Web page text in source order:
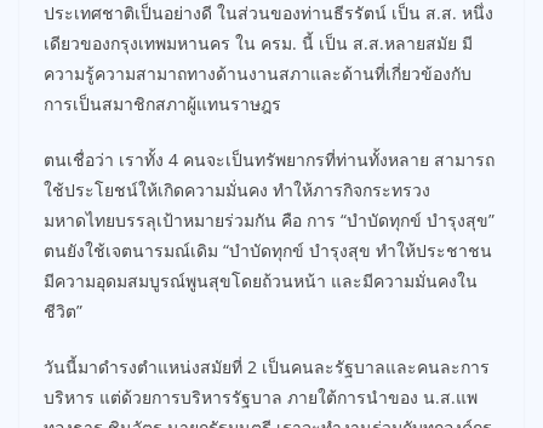
ประเทศชาติเป็นอย่างดี ในส่วนของท่านธีรรัตน์ เป็น ส.ส. หนึ่ง
เดียวของกรุงเทพมหานคร ใน ครม. นี้ เป็น ส.ส.หลายสมัย มี
ความรู้ความสามาถทางด้านงานสภาและด้านที่เกี่ยวข้องกับ
การเป็นสมาชิกสภาผู้แทนราษฎร
ตนเชื่อว่า เราทั้ง 4 คนจะเป็นทรัพยากรที่ท่านทั้งหลาย สามารถ
ใช้ประโยชน์ให้เกิดความมั่นคง ทำให้ภารกิจกระทรวง
มหาดไทยบรรลุเป้าหมายร่วมกัน คือ การ “บำบัดทุกข์ บำรุงสุข”
ตนยังใช้เจตนารมณ์เดิม “บำบัดทุกข์ บำรุงสุข ทำให้ประชาชน
มีความอุดมสมบูรณ์พูนสุขโดยถ้วนหน้า และมีความมั่นคงใน
ชีวิต”
วันนี้มาดำรงตำแหน่งสมัยที่ 2 เป็นคนละรัฐบาลและคนละการ
บริหาร แต่ด้วยการบริหารรัฐบาล ภายใต้การนำของ น.ส.แพ